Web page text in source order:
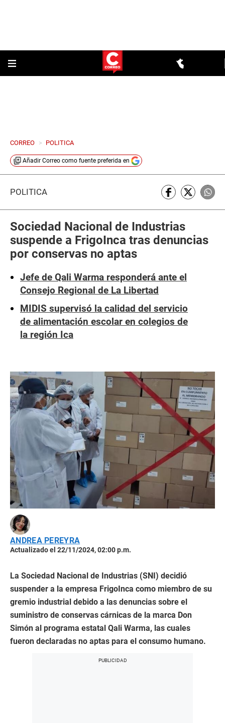
CORREO > POLITICA
Añadir Correo como fuente preferida en
POLÍTICA
Sociedad Nacional de Industrias
suspende a FrigoInca tras denuncias
por conservas no aptas
Jefe de Qali Warma responderá ante el
Consejo Regional de La Libertad
MIDIS supervisó la calidad del servicio
de alimentación escolar en colegios de
la región Ica
ANDREA PEREYRA
Actualizado el 22/11/2024, 02:00 p.m.
La Sociedad Nacional de Industrias (SNI) decidió
suspender a la empresa FrigoInca como miembro de su
gremio industrial debido a las denuncias sobre el
suministro de conservas cárnicas de la marca Don
Simón al programa estatal Qali Warma, las cuales
fueron declaradas no aptas para el consumo humano.